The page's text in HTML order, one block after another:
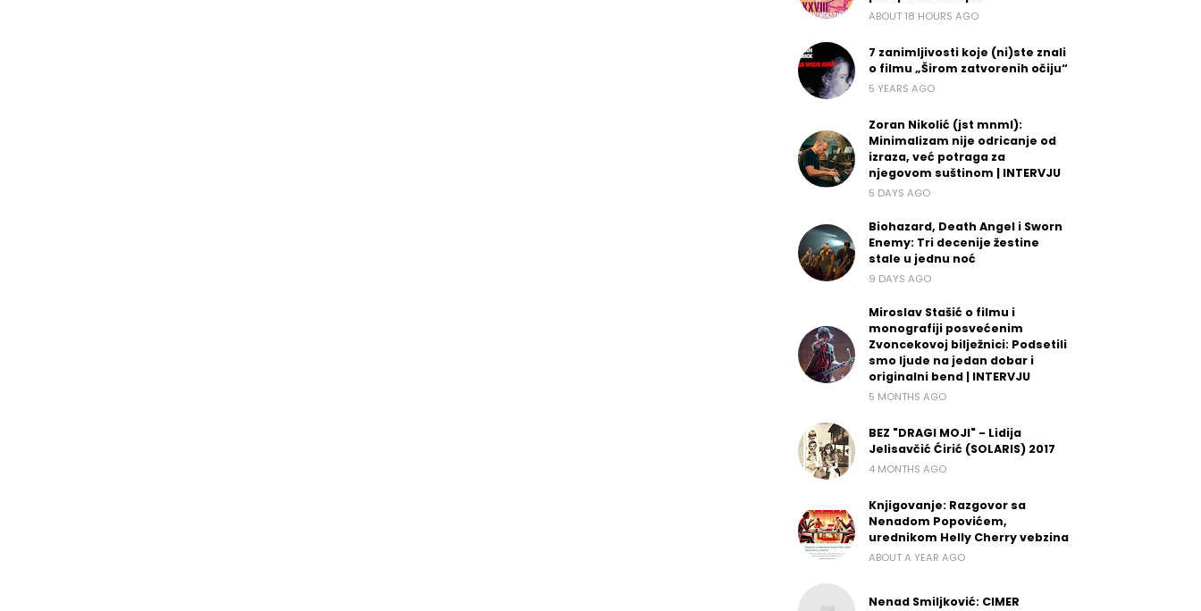
ABOUT 18 HOURS AGO
7 zanimljivosti koje (ni)ste znali
o filmu „Širom zatvorenih očiju“
5 YEARS AGO
Zoran Nikolić (jst mnml):
Minimalizam nije odricanje od
izraza, već potraga za
njegovom suštinom | INTERVJU
5 DAYS AGO
Biohazard, Death Angel i Sworn
Enemy: Tri decenije žestine
stale u jednu noć
9 DAYS AGO
Miroslav Stašić o filmu i
monografiji posvećenim
Zvoncekovoj bilježnici: Podsetili
smo ljude na jedan dobar i
originalni bend | INTERVJU
5 MONTHS AGO
BEZ "DRAGI MOJI" - Lidija
Jelisavčić Ćirić (SOLARIS) 2017
4 MONTHS AGO
Knjigovanje: Razgovor sa
Nenadom Popovićem,
urednikom Helly Cherry vebzina
ABOUT A YEAR AGO
Nenad Smiljković: CIMER